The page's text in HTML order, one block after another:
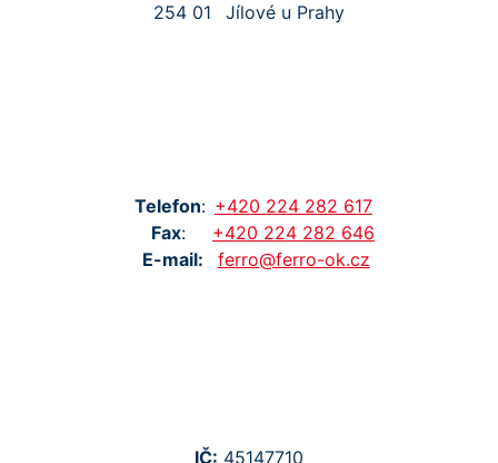
254 01
Jílové u Prahy
Telefon: +420 224 282 617
Fax: +420 224 282 646
E-mail:
ferro@ferro-ok.cz
IČ: 45147710